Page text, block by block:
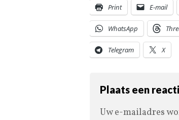
Print E-mail
WhatsApp
Telegram X
Plaats een
Uw e-mailadres